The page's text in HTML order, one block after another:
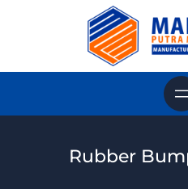
Rubber